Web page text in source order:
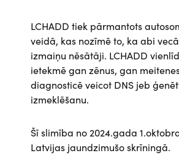
LCHADD tiek pārmantots
veidā, kas nozīmē to, ka abi
izmaiņu nēsātāji. LCHADD
ietekmē gan zēnus, gan
diagnosticē veicot DNS jeb
izmeklēšanu.
Šī slimība no 2024.gada
Latvijas jaundzimušo skrīningā.